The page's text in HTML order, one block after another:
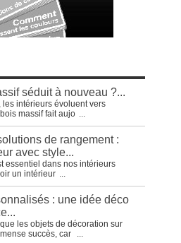
séduit à nouveau ?...
intérieurs évoluent vers
massif fait aujo ...
de rangement :
avec style...
essentiel dans nos intérieurs
un intérieur ...
: une idée déco
les objets de décoration sur
succès, car
...